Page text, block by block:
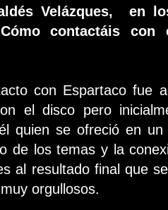
Velázques, en
contactáis
con Espartaco fue
el disco pero
quien se ofreció en
de los temas y la
al resultado final que
orgullosos.